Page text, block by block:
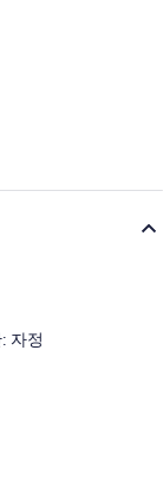
자정